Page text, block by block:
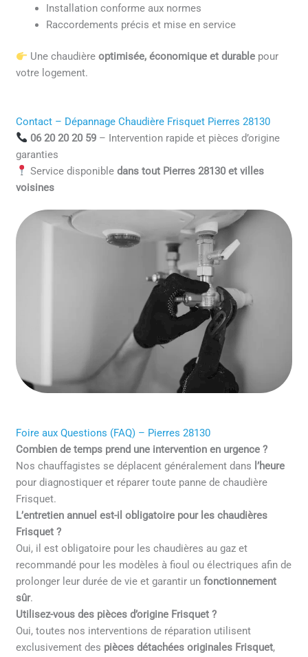
Installation conforme aux normes
Raccordements précis et mise en service
Une chaudière optimisée, économique et durablepour
votre logement.
Contact – Dépannage Chaudière Frisquet Pierres 28130
06 20 20 20 59– Intervention rapide et pièces d’origine
garanties
Service disponible dans tout Pierres 28130 et villes
voisines
Foire aux Questions (FAQ) – Pierres 28130
Combien de temps prend une intervention en urgence ?
Nos chauffagistes se déplacent généralement dans l’heure
pour diagnostiquer et réparer toute panne de chaudière
Frisquet.
L’entretien annuel est-il obligatoire pour les chaudières
Frisquet ?
Oui, il est obligatoire pour les chaudières au gaz et
recommandé pour les modèles à fioul ou électriques afin de
prolonger leur durée de vie et garantir unfonctionnement
sûr.
Utilisez-vous des pièces d’origine Frisquet ?
Oui, toutes nos interventions de réparation utilisent
exclusivement des pièces détachées originales Frisquet,